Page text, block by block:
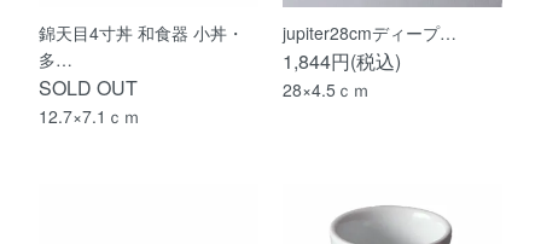
錦天目4寸丼 和食器 小丼・
多…
SOLD OUT
12.7×7.1ｃｍ
jupiter28cmディープ…
1,844円(税込)
28×4.5ｃｍ